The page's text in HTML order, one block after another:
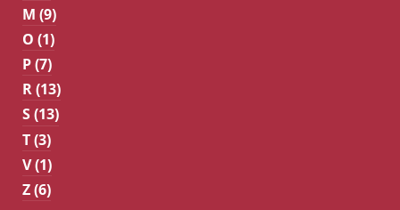
M (9)
O (1)
P (7)
R (13)
S (13)
T (3)
V (1)
Z (6)